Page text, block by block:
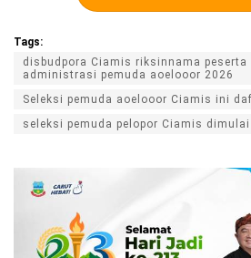
Tags:
disbudpora Ciamis riksinnama
administrasi pemuda aoelooor 2026
Seleksi pemuda aoelooor Ciamis ini
seleksi pemuda pelopor Ciamis dimulai